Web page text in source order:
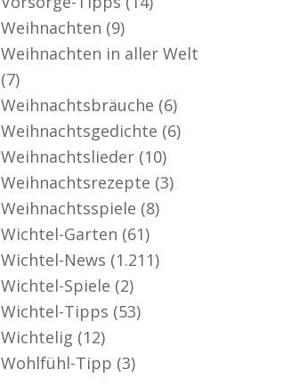
Weihnachten (9)
Weihnachten in aller Welt
(7)
Weihnachtsbräuche (6)
Weihnachtsgedichte (6)
Weihnachtslieder (10)
Weihnachtsrezepte (3)
Weihnachtsspiele (8)
Wichtel-Garten (61)
Wichtel-News (1.211)
Wichtel-Spiele (2)
Wichtel-Tipps (53)
Wichtelig (12)
Wohlfühl-Tipp (3)